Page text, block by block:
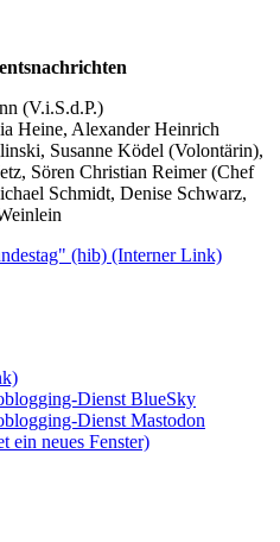
(V.i.S.d.P.)
Heine, Alexander Heinrich
Susanne Ködel (Volontärin),
Sören Christian Reimer (Chef
Schmidt, Denise Schwarz,
(hib) (Interner Link)
Dienst BlueSky
Dienst Mastodon
neues Fenster)